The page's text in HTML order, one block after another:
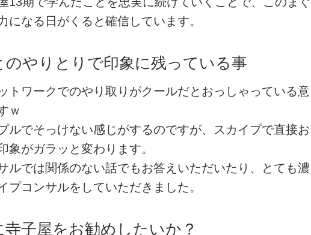
になる日がくると確信しています。
のやりとりで印象に残っている事
トワークでのやり取りがクールだとおっしゃっている意
ｗ
ルでそっけない感じがするのですが、スカイプで直接お
象がガラッと変わります。
ルでは関係のない話でもお答えいただいたり、とても濃
プコンサルをしていただきました。
寺子屋をお勧めしたいか？